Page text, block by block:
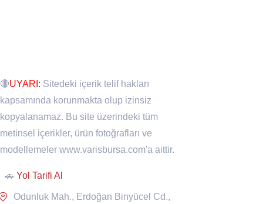
🔴UYARI: Sitedeki içerik telif hakları
kapsamında korunmakta olup izinsiz
kopyalanamaz. Bu site üzerindeki tüm
metinsel içerikler, ürün fotoğrafları ve
modellemeler www.varisbursa.com'a aittir.
🚗 Yol Tarifi Al
Odunluk Mah., Erdoğan Binyücel Cd.,